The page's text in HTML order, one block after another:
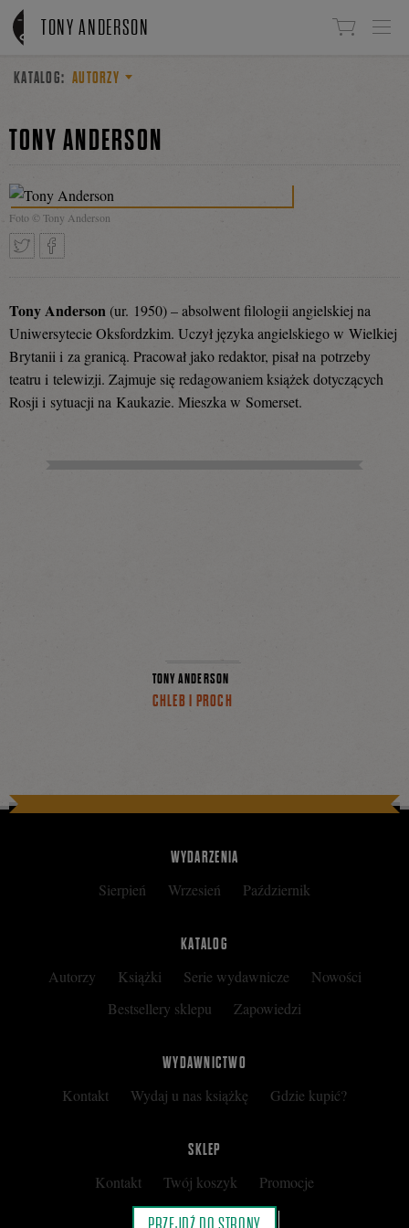
Linki do przejścia
TONY ANDERSON
KATALOG: AUTORZY
TONY ANDERSON
Foto © Tony Anderson
się
Tony Anderson (ur. 1950) – absolwent filologii angielskiej na
Uniwersytecie Oksfordzkim. Uczył języka angielskiego w Wielkiej
Brytanii i za granicą. Pracował jako redaktor, pisał na potrzeby
teatru i telewizji. Zajmuje się redagowaniem książek dotyczących
Rosji i sytuacji na Kaukazie. Mieszka w Somerset.
TONY ANDERSON
CHLEB I PROCH
WYDARZENIA
Sierpień Wrzesień Październik
KATALOG
Autorzy Książki Serie wydawnicze
Nowości
Bestsellery sklepu
Zapowiedzi
WYDAWNICTWO
Kontakt Wydaj u nas książkę Gdzie kupić?
SKLEP
Kontakt Twój koszyk
Promocje
Kup kartę podarunkową
Nota prawna